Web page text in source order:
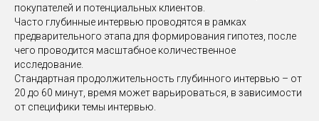
покупателей и потенциальных клиентов.
Часто глубинные интервью проводятся в рамках
предварительного этапа для формирования гипотез, после
чего проводится масштабное количественное
исследование.
Стандартная продолжительность глубинного интервью – от
20 до 60 минут, время может варьироваться, в зависимости
от специфики темы интервью.